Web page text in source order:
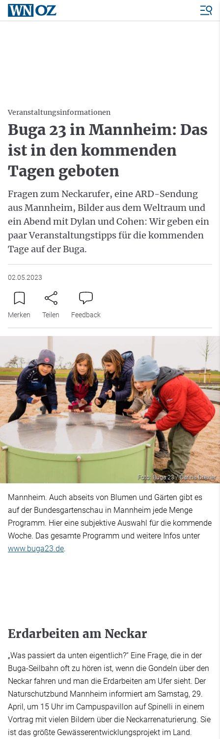
Veranstaltungsinformationen
Buga 23 in Mannheim: Das
ist in den kommenden
Tagen geboten
Fragen zum Neckarufer, eine ARD-Sendung
aus Mannheim, Bilder aus dem Weltraum und
ein Abend mit Dylan und Cohen: Wir geben ein
paar Veranstaltungstipps für die kommenden
Tage auf der Buga.
02.05.2023
Merken Teilen Feedback
Foto: Buga 23 / Carina Drexler
Mannheim. Auch abseits von Blumen und Gärten gibt es
auf der Bundesgartenschau in Mannheim jede Menge
Programm. Hier eine subjektive Auswahl für die kommende
Woche. Das gesamte Programm und weitere Infos unter
www.buga23.de.
Erdarbeiten am Neckar
„Was passiert da unten eigentlich?“ Eine Frage, die in der
Buga-Seilbahn oft zu hören ist, wenn die Gondeln über den
Neckar fahren und man die Erdarbeiten am Ufer sieht. Der
Naturschutzbund Mannheim informiert am Samstag, 29.
April, um 15 Uhr im Campuspavillon auf Spinelli in einem
Vortrag mit vielen Bildern über die Neckarrenaturierung. Sie
ist das größte Gewässerentwicklungsprojekt im Land.